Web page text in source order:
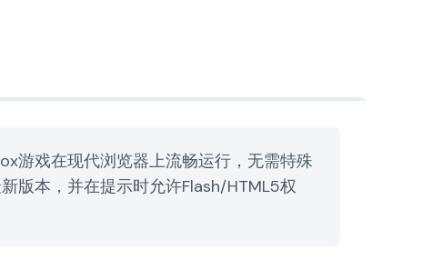
游戏在现代浏览器上流畅运行，无需特殊
版本，并在提示时允许Flash/HTML5权